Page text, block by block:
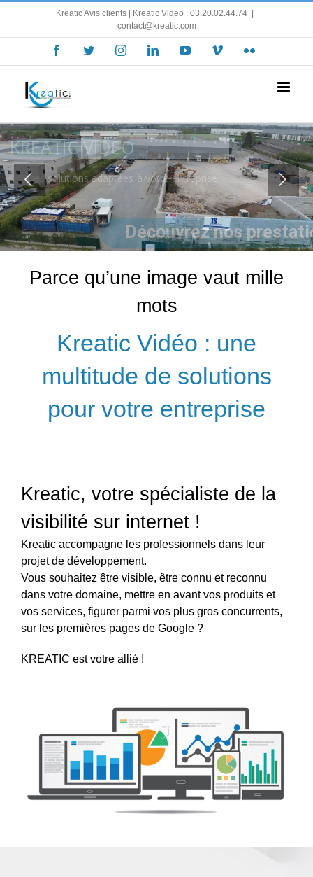
content
Kreatic Avis clients| Kreatic Video : 03.20.02.44.74
contact@kreatic.com
FacebookTwitterInstagramLinkedInYouTubeVimeo Flickr
VOUS ACCOMPAGNE
Parce qu’une image vaut mille
mots
Kreatic Vidéo : une
multitude de solutions
pour votre entreprise
Kreatic, votre spécialiste de la
visibilité sur internet !
Kreatic accompagne les professionnels dans leur
projet de développement.
Vous souhaitez être visible, être connu et reconnu
dans votre domaine, mettre en avant vos produits et
vos services, figurer parmi vos plus gros concurrents,
sur les premières pages de Google ?
KREATIC est votre allié !